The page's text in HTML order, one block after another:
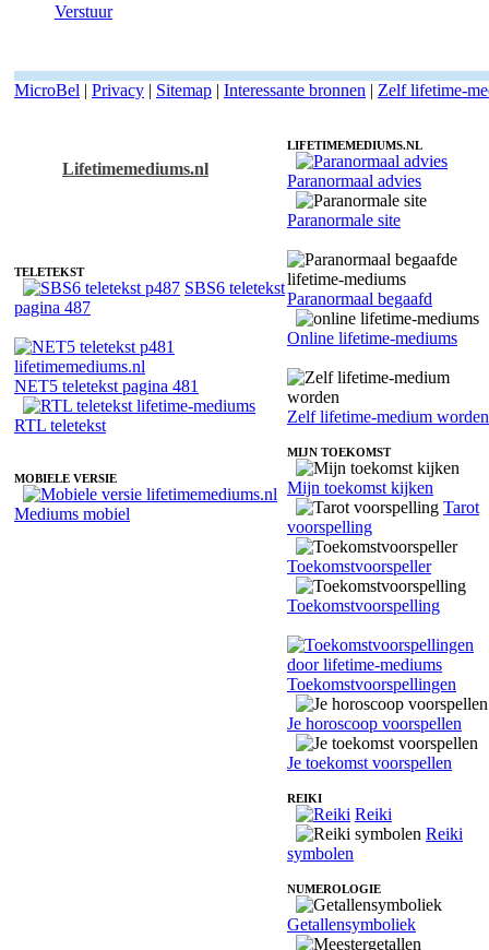
Verstuur
MicroBel | Privacy | Sitemap | Interessante bronnen | Zelf lifetime-
Lifetimemediums.nl
TELETEKST
SBS6 teletekst
pagina 487
NET5 teletekst pagina 481
RTL teletekst
MOBIELE VERSIE
Mediums mobiel
LIFETIMEMEDIUMS.NL
Paranormaal advies
Paranormale site
Paranormaal begaafd
Online lifetime-mediums
Zelf lifetime-medium worden
MIJN TOEKOMST
Mijn toekomst kijken
Tarot
voorspelling
Toekomstvoorspeller
Toekomstvoorspelling
Toekomstvoorspellingen
Je horoscoop voorspellen
Je toekomst voorspellen
REIKI
Reiki
Reiki
symbolen
NUMEROLOGIE
Getallensymboliek